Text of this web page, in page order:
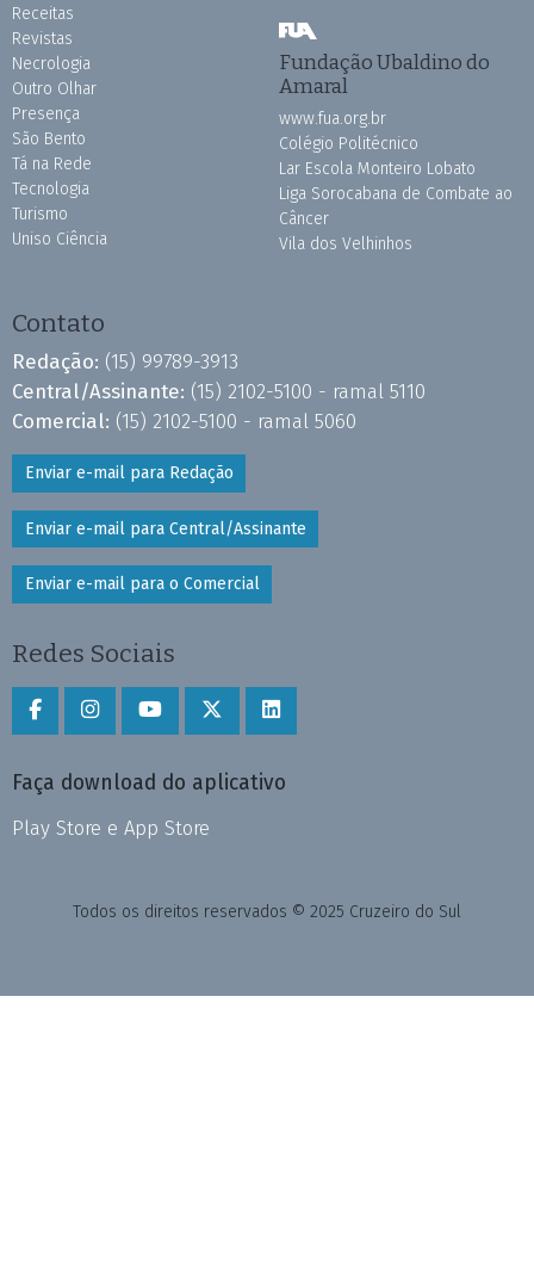
Receitas
Revistas
Necrologia
Outro Olhar
Presença
São Bento
Tá na Rede
Tecnologia
Turismo
Uniso Ciência
Fundação Ubaldino do
Amaral
www.fua.org.br
Colégio Politécnico
Lar Escola Monteiro Lobato
Liga Sorocabana de Combate ao
Câncer
Vila dos Velhinhos
Contato
Redação: (15) 99789-3913
Central/Assinante: (15) 2102-5100 - ramal 5110
Comercial: (15) 2102-5100 - ramal 5060
Enviar e-mail para Redação
Enviar e-mail para Central/Assinante
Enviar e-mail para o Comercial
Redes Sociais
Faça download do aplicativo
Play Store e App Store
Todos os direitos reservados © 2025 Cruzeiro do Sul